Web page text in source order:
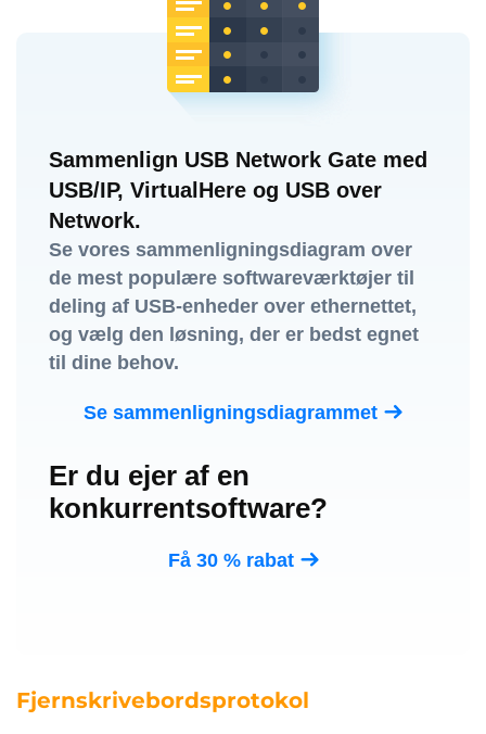
Sammenlign USB Network Gate med
USB/IP, VirtualHere og USB over
Network.
Se vores sammenligningsdiagram over
de mest populære softwareværktøjer til
deling af USB-enheder over ethernettet,
og vælg den løsning, der er bedst egnet
til dine behov.
Se sammenligningsdiagrammet
Er du ejer af en
konkurrentsoftware?
Få 30 % rabat
Fjernskrivebordsprotokol